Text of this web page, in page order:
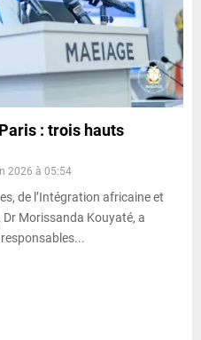
: trois hauts
2026 à 05:54
de l’Intégration africaine et
Dr Morissanda Kouyaté, a